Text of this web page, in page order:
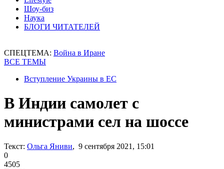
Шоу-биз
Наука
БЛОГИ ЧИТАТЕЛЕЙ
СПЕЦТЕМА: Война в Иране
ВСЕ ТЕМЫ
Вступление Украины в ЕС
В Индии самолет с
министрами сел на шоссе
Текст: Ольга Яниви, 9 сентября 2021, 15:01
0
4505